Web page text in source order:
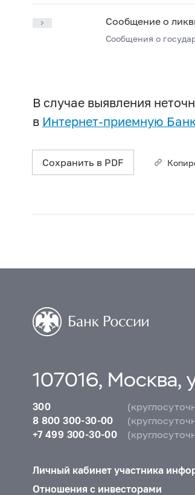
Сообщение о
Сообщения о
В случае выявления
в Интернет-приемную
Сохранить в PDF
107016, Москва,
300
8 800 300-30-00
+7 499 300-30-00
Личный кабинет участника
Отношения с инвесторами